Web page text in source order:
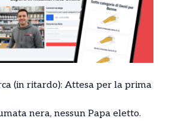
(in ritardo): Attesa per la prima
nera, nessun Papa eletto.